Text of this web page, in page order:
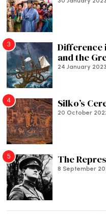
3
Difference
and the
24 January 2023
4 Silko’s
20 October
5 The
8 September